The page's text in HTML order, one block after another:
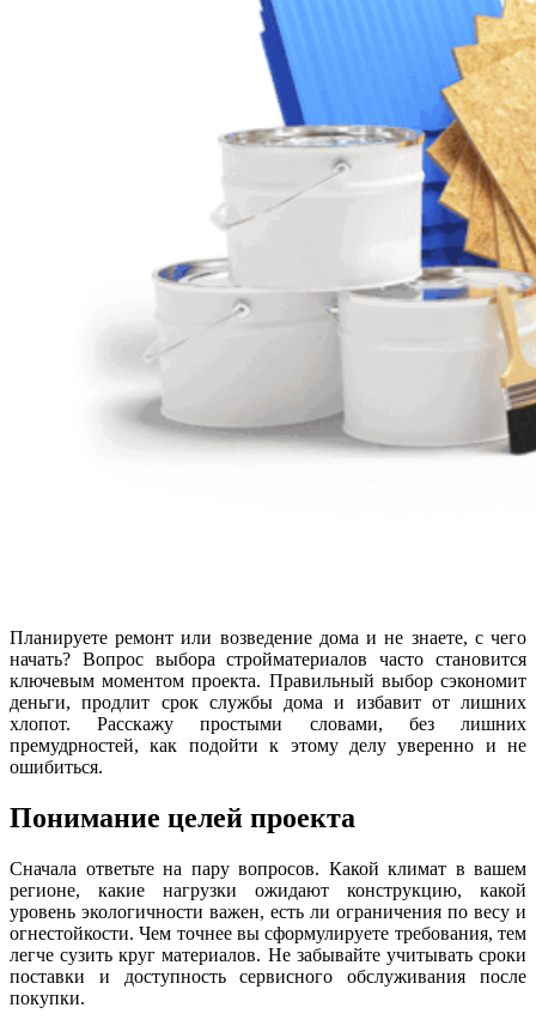
Планируете ремонт или возведение дома и не знаете, с чего
начать? Вопрос выбора стройматериалов часто становится
ключевым моментом проекта. Правильный выбор сэкономит
деньги, продлит срок службы дома и избавит от лишних
хлопот. Расскажу простыми словами, без лишних
премудрностей, как подойти к этому делу уверенно и не
ошибиться.
Понимание целей проекта
Сначала ответьте на пару вопросов. Какой климат в вашем
регионе, какие нагрузки ожидают конструкцию, какой
уровень экологичности важен, есть ли ограничения по весу и
огнестойкости. Чем точнее вы сформулируете требования, тем
легче сузить круг материалов. Не забывайте учитывать сроки
поставки и доступность сервисного обслуживания после
покупки.